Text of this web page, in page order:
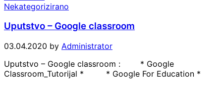
Nekategorizirano
Uputstvo – Google classroom
03.04.2020 by Administrator
Uputstvo – Google classroom : * Google
Classroom_Tutorijal * * Google For Education *